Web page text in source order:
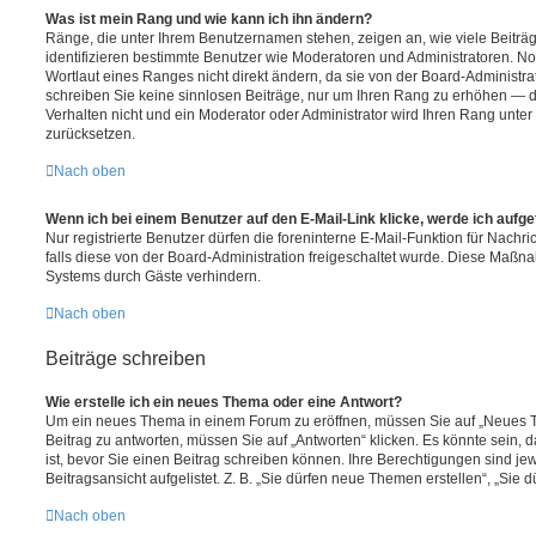
Was ist mein Rang und wie kann ich ihn ändern?
Ränge, die unter Ihrem Benutzernamen stehen, zeigen an, wie viele
identifizieren bestimmte Benutzer wie Moderatoren und Administratoren.
Wortlaut eines Ranges nicht direkt ändern, da sie von der Board-
schreiben Sie keine sinnlosen Beiträge, nur um Ihren Rang zu erhöhen —
Verhalten nicht und ein Moderator oder Administrator wird Ihren Rang
zurücksetzen.
Nach oben
Wenn ich bei einem Benutzer auf den E-Mail-Link klicke, werde ich
Nur registrierte Benutzer dürfen die foreninterne E-Mail-Funktion für
falls diese von der Board-Administration freigeschaltet wurde. Diese
Systems durch Gäste verhindern.
Nach oben
Beiträge schreiben
Wie erstelle ich ein neues Thema oder eine Antwort?
Um ein neues Thema in einem Forum zu eröffnen, müssen Sie auf „Neues
Beitrag zu antworten, müssen Sie auf „Antworten“ klicken. Es könnte sein,
ist, bevor Sie einen Beitrag schreiben können. Ihre Berechtigungen sind
Beitragsansicht aufgelistet. Z. B. „Sie dürfen neue Themen erstellen“, „Sie
Nach oben